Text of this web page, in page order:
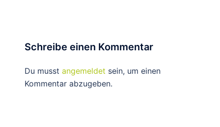
Schreibe einen Kommentar
Du musst angemeldet sein, um einen
Kommentar abzugeben.